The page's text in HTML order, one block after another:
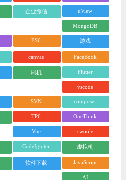
企业微信 uView
MongoDB
ES6 游戏
canvas FaceBook
刷机 Flutter
vscode
SVN composer
TP6 OneThink
Vue swoole
CodeIgniter 虚拟机
软件下载 JavaScript
AI